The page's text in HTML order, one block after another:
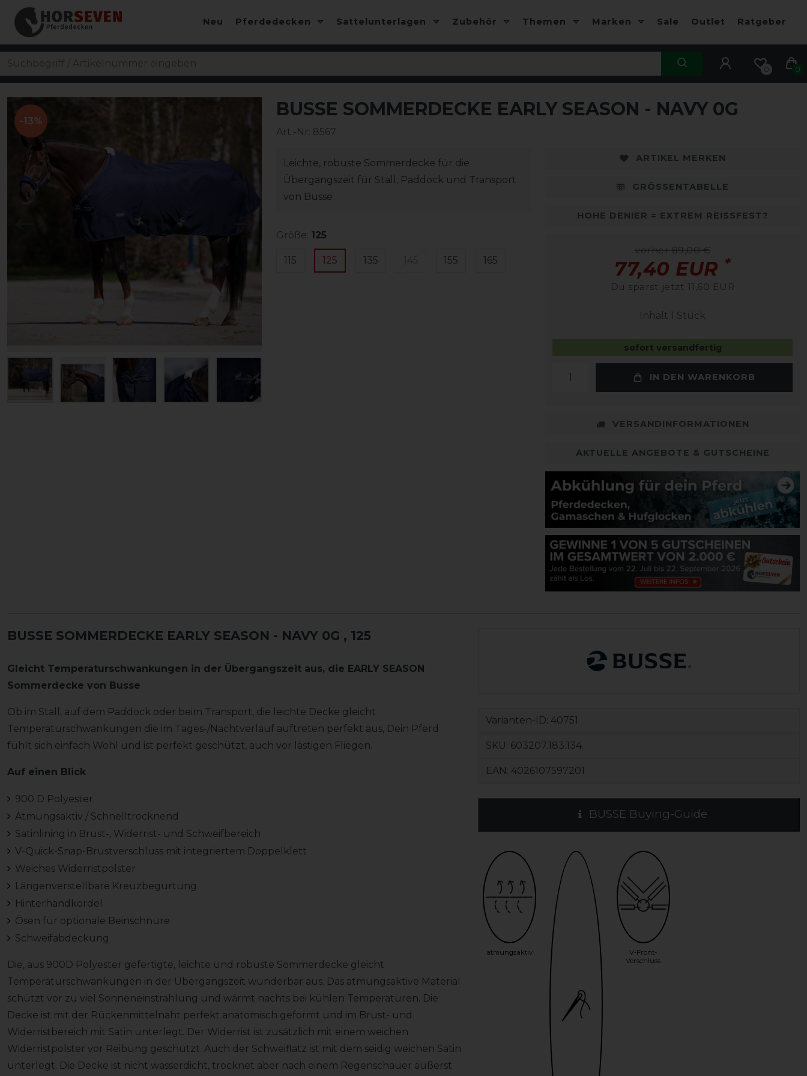
Neu Pferdedecken Sattelunterlagen Zubehör Themen Marken Sale Outlet Ratgeber
0 0
-13%
BUSSE SOMMERDECKE EARLY SEASON - NAVY 0G
Art.-Nr: 8567
Leichte, robuste Sommerdecke für die
Übergangszeit für Stall, Paddock und Transport
von Busse
Größe: 125
115 125 135 155 165
ARTIKEL MERKEN
GRÖSSENTABELLE
HOHE DENIER = EXTREM REISSFEST?
vorher 89,00 €
77,40 EUR *
Du sparst jetzt 11,60 EUR
Inhalt 1 Stück
sofort versandfertig
IN DEN WARENKORB
VERSANDINFORMATIONEN
AKTUELLE ANGEBOTE & GUTSCHEINE
BUSSE SOMMERDECKE EARLY SEASON - NAVY 0G , 125
Gleicht Temperaturschwankungen in der Übergangszeit aus, die EARLY SEASON
Sommerdecke von Busse
Ob im Stall, auf dem Paddock oder beim Transport, die leichte Decke gleicht
Temperaturschwankungen die im Tages-/Nachtverlauf auftreten perfekt aus, Dein Pferd
fühlt sich einfach Wohl und ist perfekt geschützt, auch vor lästigen Fliegen.
Auf einen Blick
900 D Polyester
Atmungsaktiv / Schnelltrocknend
Satinlining in Brust-, Widerrist- und Schweifbereich
V-Quick-Snap-Brustverschluss mit integriertem Doppelklett
Weiches Widerristpolster
Längenverstellbare Kreuzbegurtung
Hinterhandkordel
Ösen für optionale Beinschnüre
Schweifabdeckung
Die, aus 900D Polyester gefertigte, leichte und robuste Sommerdecke gleicht
Temperaturschwankungen in der Übergangszeit wunderbar aus. Das atmungsaktive Material
schützt vor zu viel Sonneneinstrahlung und wärmt nachts bei kühlen Temperaturen. Die
Decke ist mit der Rückenmittelnaht perfekt anatomisch geformt und im Brust- und
Widerristbereich mit Satin unterlegt. Der Widerrist ist zusätzlich mit einem weichen
Widerristpolster vor Reibung geschützt. Auch der Schweiflatz ist mit dem seidig weichen Satin
unterlegt. Die Decke ist nicht wasserdicht, trocknet aber nach einem Regenschauer äußerst
Varianten-ID: 40751
SKU: 603207.183.134.
EAN: 4026107597201
BUSSE Buying-Guide
atmungsaktiv
V-Front-
Verschluss